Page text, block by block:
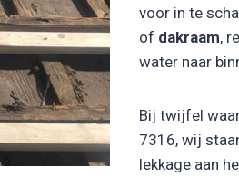
voor in te
of dakraam,
water naar
Bij twijfel
7316, wij
lekkage aan